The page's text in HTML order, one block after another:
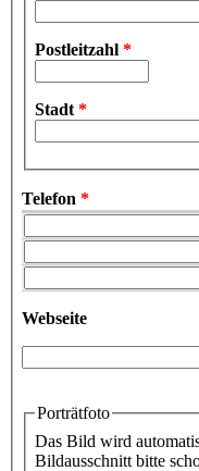
Postleitzahl *
Stadt *
Telefon *
Webseite
Porträtfoto
Das Bild wird
Bildausschnitt bitte